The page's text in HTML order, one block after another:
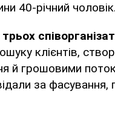
40-річний чоловік.
клієнтів,
й грошовими
за фасування,